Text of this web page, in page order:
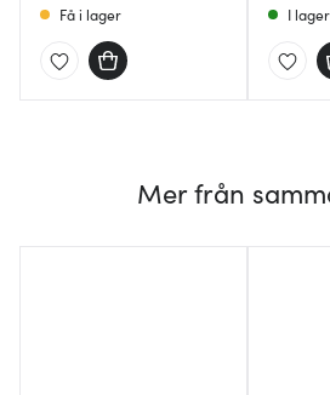
Få i lager I lager
Mer från